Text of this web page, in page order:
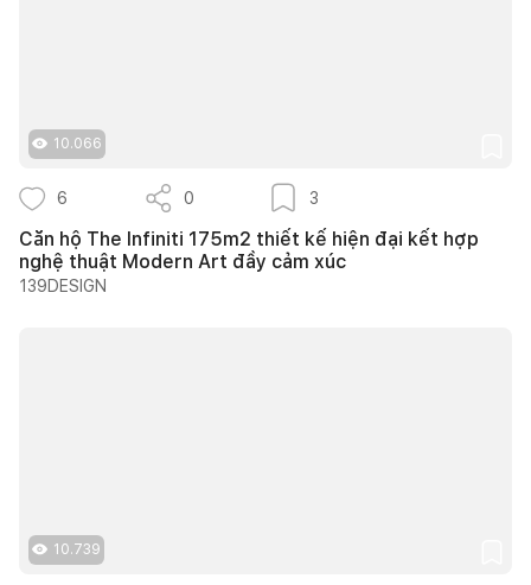
10.066
6 0 3
Căn hộ The Infiniti 175m2 thiết kế hiện đại kết hợp
nghệ thuật Modern Art đầy cảm xúc
139DESIGN
10.739